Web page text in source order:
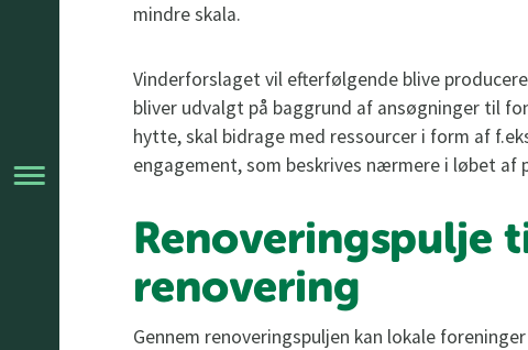
mindre skala.
Vinderforslaget vil efterfølgende blive
bliver udvalgt på baggrund af ansøgninger til
hytte, skal bidrage med ressourcer i form af
engagement, som beskrives nærmere i løbet af
Renoveringspulje
renovering
Gennem renoveringspuljen kan lokale